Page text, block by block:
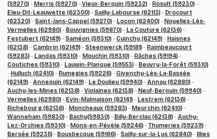
(59270) - Merris (59270) - Vieux-Berquin (59232) - Rosult (59230) -
Eleu-Dit-Leauwette (62300) - Sailly-Labourse (62113) - Drocourt
(62320) - Saint-Jans-Cappel (59270) - Locon (62400) - Noyelles-Lès-
Vermelles (62980) - Bouvignies (59870) - La Couture (62136) -
Festubert (62149) - Saméon (59310) - Cuinchy (62149) - Haisnes
(62138) - Cambrin (62149) - Steenwerck (59181) - Raimbeaucourt
(59283) - Landas (59310) - Mouchin (59310) - Râches (59194) -
Coutiches (59310) - Lauwin-Planque (59553) - Beuvry-la-Forêt (59310)
- Hulluch (62410) - Rumegies (59226) - Givenchy-Lès-La-Bassée
(62149) - Annequin (62149) - Le Doulieu (59940) - Annay (62880) -
Auchy-les-Mines (62138) - Violaines (62138) - Neuf-Berquin (59940) -
Vermelles (62980) - Evin-Malmaison (62141) - Lestrem (62136) -
Richebourg (62136) - Moncheaux (59283) - Meurchin (62410) -
Wannehain (59830) - Bachy(59830) - Billy-Berclau (62138) - Auchy-
Lez-Orchies (59310) - Mons-en-Pévèle (59246) - Thumeries (59239) -
Bersée (59235) - Bousbecque (59166) - Sailly-sur-la-Lys (62840) -
Illies